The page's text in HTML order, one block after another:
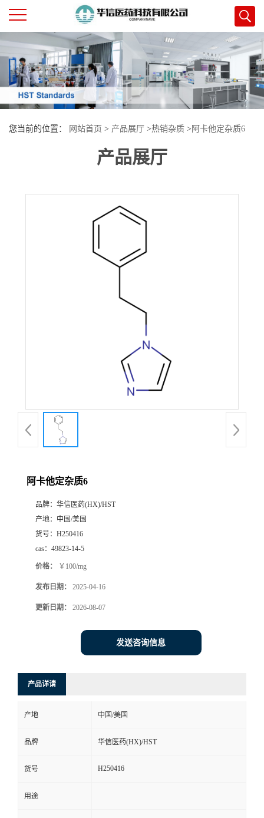
公
司
首
页
司
书
誉
方
您当前的位置： 网站首页 > 产品展厅 >热销杂质 > 阿卡他定杂质6
产品展厅
阿卡他定杂质6
品牌： 华信医药(HX)/HST
产地： 中国/美国
货号： H250416
cas： 49823-14-5
价格： ￥100/mg
发布日期： 2025-04-16
更新日期： 2026-08-07
发送咨询信息
产品详请
产地 中国/美国
品牌 华信医药(HX)/HST
货号 H250416
用途